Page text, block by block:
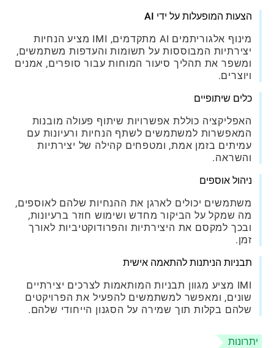
הצעות המופעלות על ידי AI
מינוף אלגוריתמים AI מתקדמים, IMI מציע הנחיות
יצירתיות המבוססות על תשומות והעדפות משתמשים,
ומשפר את תהליך סיעור המוחות עבור סופרים, אמנים
ויוצרים.
כלים שיתופיים
האפליקציה כוללת אפשרויות שיתוף פעולה מובנות
המאפשרות למשתמשים לשתף הנחיות ורעיונות עם
עמיתים בזמן אמת, ומטפחים קהילה של יצירתיות
והשראה.
ניהול אוספים
משתמשים יכולים לארגן את ההנחיות שלהם לאוספים,
מה שמקל על הביקור מחדש ושימוש חוזר ברעיונות,
ובכך למקסם את היצירתיות והפרודוקטיביות לאורך
זמן.
תבניות הניתנות להתאמה אישית
IMI מציע מגוון תבניות המותאמות לצרכים יצירתיים
שונים, ומאפשר למשתמשים להפעיל את הפרויקטים
שלהם בקלות תוך שמירה על הסגנון הייחודי שלהם.
יתרונות